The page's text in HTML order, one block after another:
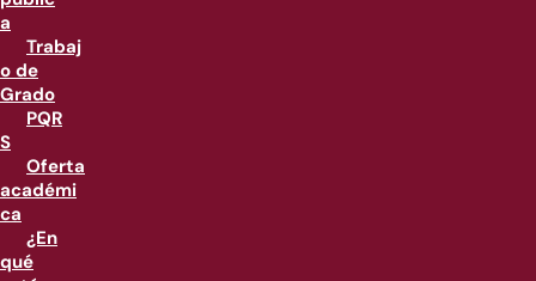
a
Trabaj
o de
Grado
PQR
S
Oferta
académi
ca
¿En
qué